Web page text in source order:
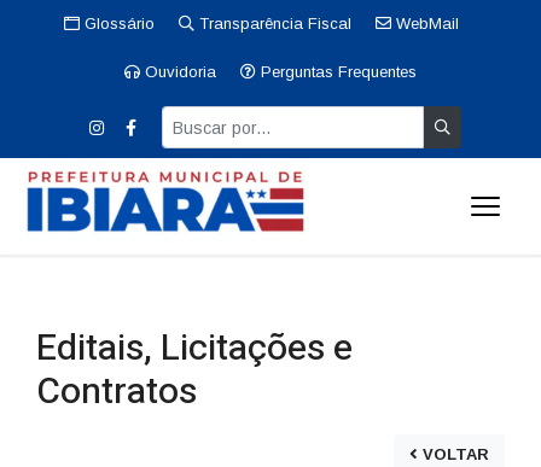
Glossário Transparência Fiscal WebMail
Ouvidoria Perguntas Frequentes
Editais, Licitações e
Contratos
VOLTAR